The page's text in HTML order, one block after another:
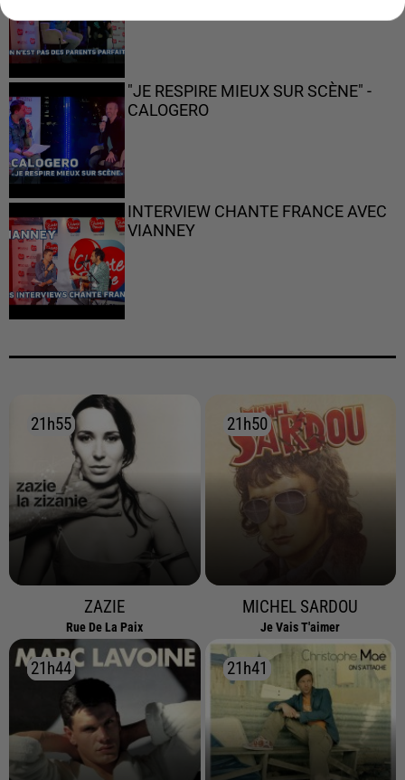
"JE RESPIRE MIEUX SUR SCÈNE" -
CALOGERO
INTERVIEW CHANTE FRANCE AVEC
VIANNEY
21h55
21h55
ZAZIE
Rue De La Paix
21h50
21h50
MICHEL SARDOU
Je Vais T'aimer
21h44
21h44 21h41
21h41